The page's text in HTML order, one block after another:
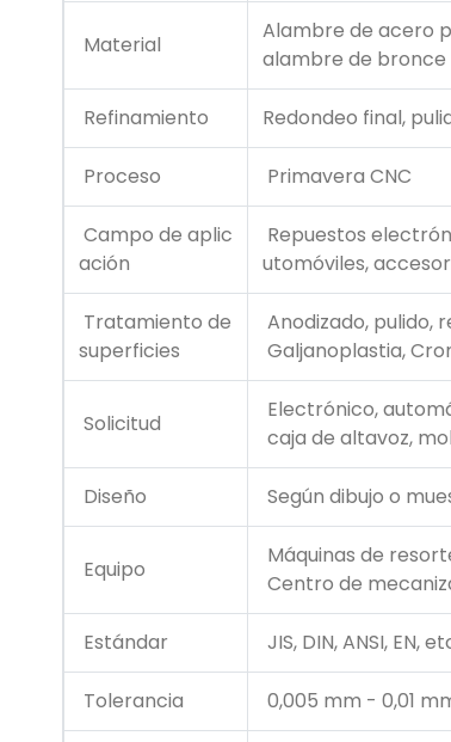
Material
Alambre de acero
alambre de bronce
Refinamiento Redondeo final,
Proceso Primavera CNC
Campo de aplic
ación
Repuestos
utomóviles,
Tratamiento de
superficies
Anodizado, pulido,
Galjanoplastia,
Solicitud
Electrónico,
caja de altavoz,
Diseño Según dibujo o
Equipo
Máquinas de
Centro de
Estándar JIS, DIN, ANSI, EN,
Tolerancia 0,005 mm - 0,01